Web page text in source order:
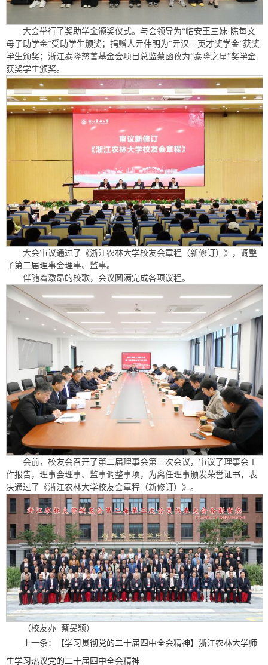
大会举行了奖助学金颁奖仪式。与会领导为“临安王三妹·陈每文
母子助学金”受助学生颁奖；捐赠人亓伟明为“亓汉三英才奖学金”获奖
学生颁奖；浙江泰隆慈善基金会项目总监蔡函孜为“泰隆之星”奖学金
获奖学生颁奖。
大会审议通过了《浙江农林大学校友会章程（新修订）》，调整
了第二届理事会理事、监事。
伴随着激昂的校歌，会议圆满完成各项议程。
会前，校友会召开了第二届理事会第三次会议，审议了理事会工
作报告，理事会理事、监事调整事项，为离任理事颁发荣誉证书，表
决通过了《浙江农林大学校友会章程（新修订）》。
（校友办 蔡旻颖）
上一条：
【学习贯彻党的二十届四中全会精神】浙江农林大学师
生学习热议党的二十届四中全会精神